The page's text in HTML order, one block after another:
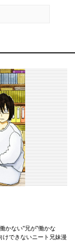
かない"兄が"働かな
けできないニート兄妹漫